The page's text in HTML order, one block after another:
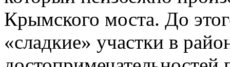
Крымского моста. До
«сладкие» участки в